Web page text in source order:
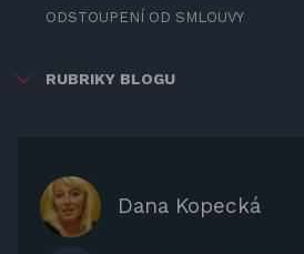
ODSTOUPENÍ OD SMLOUVY
RUBRIKY BLOGU
OCHRANNÉ KRYTY NA ZAHRADNÍ
NÁBYTEK
Dana Kopecká